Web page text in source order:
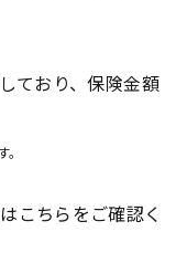
しており、保険金額
こちらをご確認く